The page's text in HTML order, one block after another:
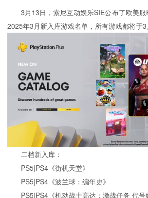
3月13日，索尼互动娱乐SIE公布了欧美
2025年3月新入库游戏名单，所有游戏都将于3
二档新入库：
PS5|PS4《街机天堂》
PS5|PS4《波兰球：编年史》
PS5|PS4《机动战士高达：激战任务 代号